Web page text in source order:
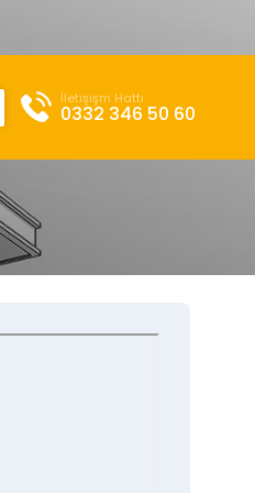
×
İletişişm Hattı
0332 346 50 60